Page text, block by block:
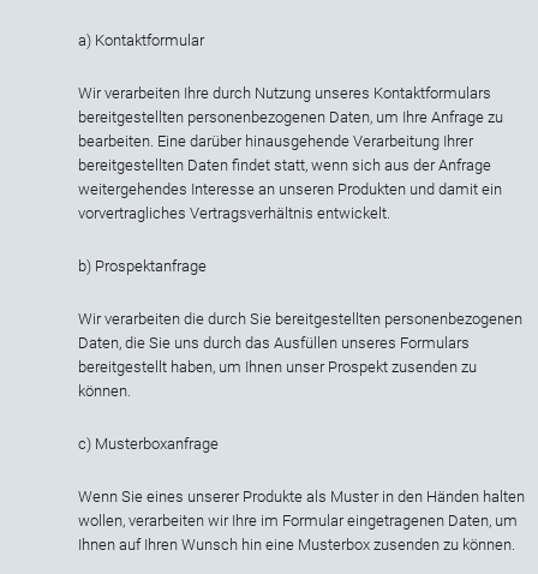
a) Kontaktformular
Wir verarbeiten Ihre durch Nutzung unseres Kontaktformulars
bereitgestellten personenbezogenen Daten, um Ihre Anfrage zu
bearbeiten. Eine darüber hinausgehende Verarbeitung Ihrer
bereitgestellten Daten findet statt, wenn sich aus der Anfrage
weitergehendes Interesse an unseren Produkten und damit ein
vorvertragliches Vertragsverhältnis entwickelt.
b) Prospektanfrage
Wir verarbeiten die durch Sie bereitgestellten personenbezogenen
Daten, die Sie uns durch das Ausfüllen unseres Formulars
bereitgestellt haben, um Ihnen unser Prospekt zusenden zu
können.
c) Musterboxanfrage
Wenn Sie eines unserer Produkte als Muster in den Händen halten
wollen, verarbeiten wir Ihre im Formular eingetragenen Daten, um
Ihnen auf Ihren Wunsch hin eine Musterbox zusenden zu können.